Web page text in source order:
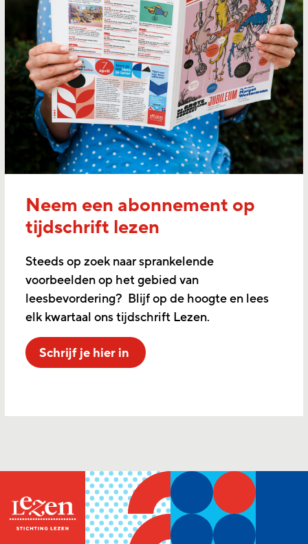
Neem een abonnement op
tijdschrift lezen
Steeds op zoek naar sprankelende
voorbeelden op het gebied van
leesbevordering? Blijf op de hoogte en lees
elk kwartaal ons tijdschrift Lezen.
Schrijf je hier in